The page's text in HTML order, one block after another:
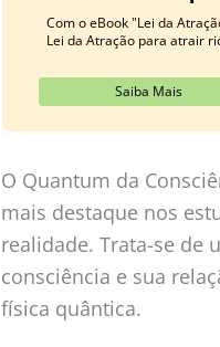
Com o eBook "Lei da
Lei da Atração para atrair
Saiba Mais
O Quantum da
mais destaque nos
realidade. Trata-se de
consciência e sua
física quântica.